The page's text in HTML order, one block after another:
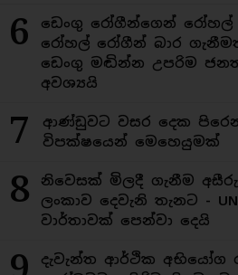
6
ඩෙංගු රෝගීන්ගෙන් රෝහල්
රෝහල් රෝගීන් බාර
ඩෙංගු මඬින්න උපරිම
අවශ්‍යයි
7
ආණ්ඩුවට වසර දෙක පිරෙන
විපක්ෂයෙන් මෙහෙයුමක්
8
නිවෙසක් මිලදී ගැනීම
ලංකාව දෙවැනි තැනට - UN
වාර්තාවක් පෙන්වා දෙයි
දැවැන්ත ආර්ථික අභියෝග